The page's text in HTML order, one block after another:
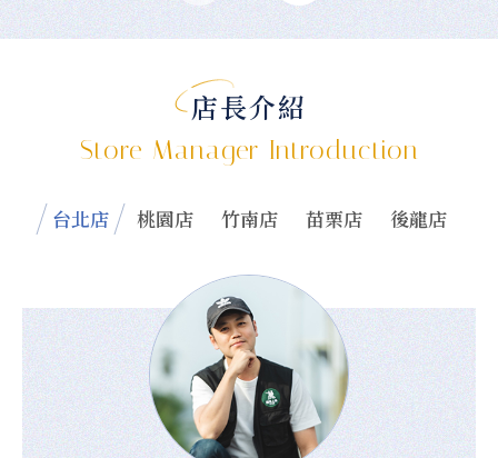
店長介紹
Store Manager Introduction
台北店 桃園店 竹南店 苗栗店 後龍店